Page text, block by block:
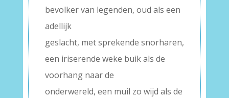
bevolker van legenden, oud als een
adellijk
geslacht, met sprekende snorharen,
een iriserende weke buik als de
voorhang naar de
onderwereld, een muil zo wijd als de